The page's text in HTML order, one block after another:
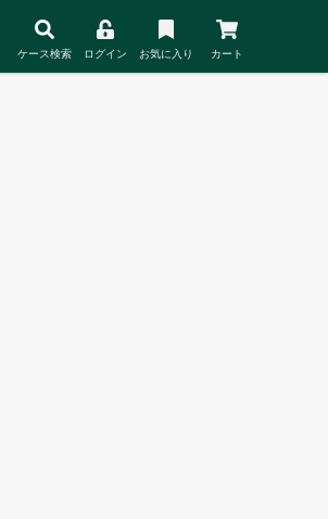
ケース検索 ログイン お気に入り カート